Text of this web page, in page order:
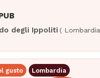
degli Ippoliti ( Lombardia
gusto Lombardia